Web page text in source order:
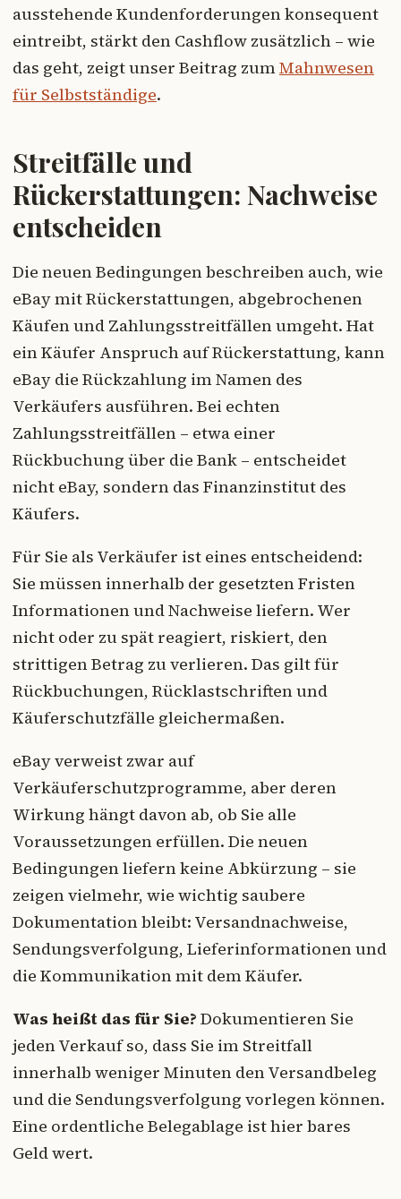
ausstehende Kundenforderungen konsequent
eintreibt, stärkt den Cashflow zusätzlich – wie
das geht, zeigt unser Beitrag zumMahnwesen
für Selbstständige.
Streitfälle und
Rückerstattungen: Nachweise
entscheiden
Die neuen Bedingungen beschreiben auch, wie
eBay mit Rückerstattungen, abgebrochenen
Käufen und Zahlungsstreitfällen umgeht. Hat
ein Käufer Anspruch auf Rückerstattung, kann
eBay die Rückzahlung im Namen des
Verkäufers ausführen. Bei echten
Zahlungsstreitfällen – etwa einer
Rückbuchung über die Bank – entscheidet
nicht eBay, sondern das Finanzinstitut des
Käufers.
Für Sie als Verkäufer ist eines entscheidend:
Sie müssen innerhalb der gesetzten Fristen
Informationen und Nachweise liefern. Wer
nicht oder zu spät reagiert, riskiert, den
strittigen Betrag zu verlieren. Das gilt für
Rückbuchungen, Rücklastschriften und
Käuferschutzfälle gleichermaßen.
eBay verweist zwar auf
Verkäuferschutzprogramme, aber deren
Wirkung hängt davon ab, ob Sie alle
Voraussetzungen erfüllen. Die neuen
Bedingungen liefern keine Abkürzung – sie
zeigen vielmehr, wie wichtig saubere
Dokumentation bleibt: Versandnachweise,
Sendungsverfolgung, Lieferinformationen und
die Kommunikation mit dem Käufer.
Was heißt das für Sie? Dokumentieren Sie
jeden Verkauf so, dass Sie im Streitfall
innerhalb weniger Minuten den Versandbeleg
und die Sendungsverfolgung vorlegen können.
Eine ordentliche Belegablage ist hier bares
Geld wert.